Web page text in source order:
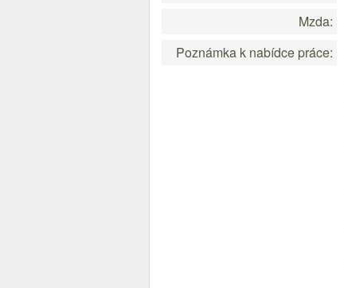
Mzda:
Poznámka k nabídce práce: